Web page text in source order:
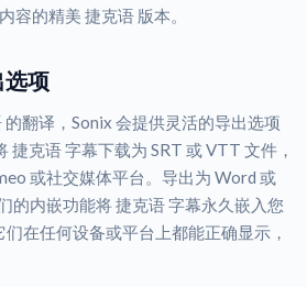
容的精美 捷克语 版本。
选项
的翻译，Sonix 会提供灵活的导出选项
捷克语 字幕下载为 SRT 或 VTT 文件，
或社交媒体平台。导出为 Word 或
的内嵌功能将 捷克语 字幕永久嵌入您
在任何设备或平台上都能正确显示，